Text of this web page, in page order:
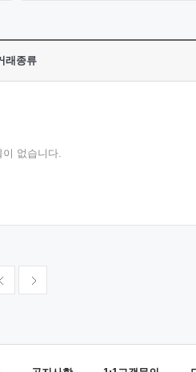
래종류
이 없습니다.